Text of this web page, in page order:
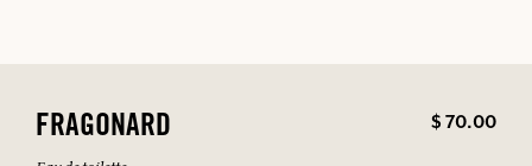
FRAGONARD $ 70.00